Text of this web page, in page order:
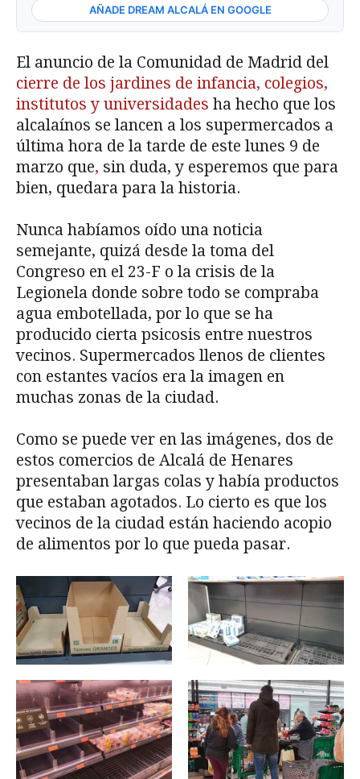
AÑADE DREAM ALCALÁ EN GOOGLE
El anuncio de la Comunidad de Madrid del
cierre de los jardines de infancia, colegios,
institutos y universidades ha hecho que los
alcalaínos se lancen a los supermercados a
última hora de la tarde de este lunes 9 de
marzo que, sin duda, y esperemos que para
bien, quedara para la historia.
Nunca habíamos oído una noticia
semejante, quizá desde la toma del
Congreso en el 23-F o la crisis de la
Legionela donde sobre todo se compraba
agua embotellada, por lo que se ha
producido cierta psicosis entre nuestros
vecinos. Supermercados llenos de clientes
con estantes vacíos era la imagen en
muchas zonas de la ciudad.
Como se puede ver en las imágenes, dos de
estos comercios de Alcalá de Henares
presentaban largas colas y había productos
que estaban agotados. Lo cierto es que los
vecinos de la ciudad están haciendo acopio
de alimentos por lo que pueda pasar.